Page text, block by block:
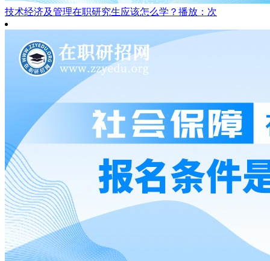
技术经济及管理在职研究生应该怎么学？ 播放：次